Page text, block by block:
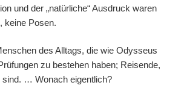
und der „natürliche“ Ausdruck waren
keine Posen.
des Alltags, die wie Odysseus
zu bestehen haben; Reisende,
sind. … Wonach eigentlich?